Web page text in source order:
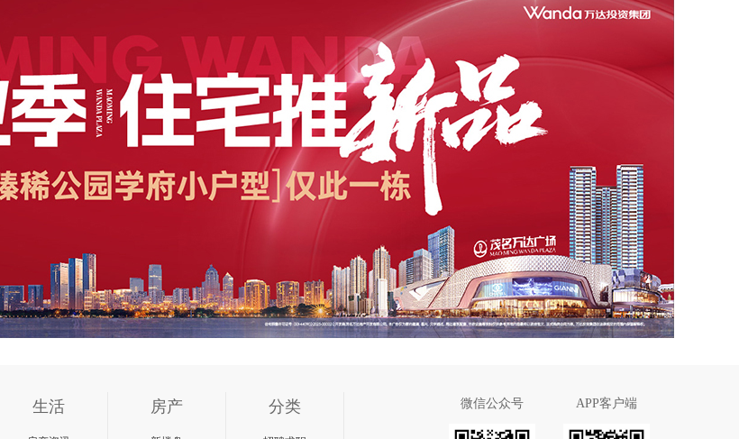
生活 房产 分类 微信公众号 APP客户端